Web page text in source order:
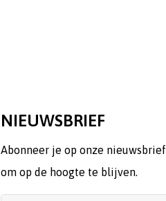
NIEUWSBRIEF
Abonneer je op onze nieuwsbrief
om op de hoogte te blijven.